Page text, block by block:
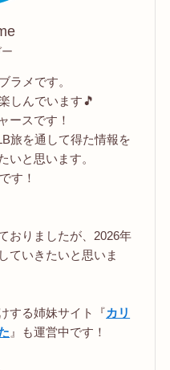
ラメです。
しんでいます🎵
ースです！
旅を通して得た情報を
いと思います。
す！
おりましたが、2026年
ていきたいと思いま
する姉妹サイト『カリ
』も運営中です！